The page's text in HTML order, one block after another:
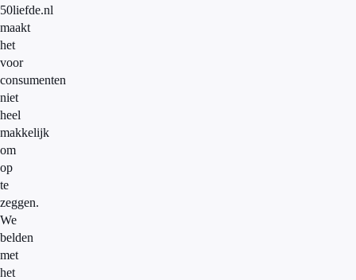
50liefde.nl
maakt
het
voor
consumenten
niet
heel
makkelijk
om
op
te
zeggen.
We
belden
met
het